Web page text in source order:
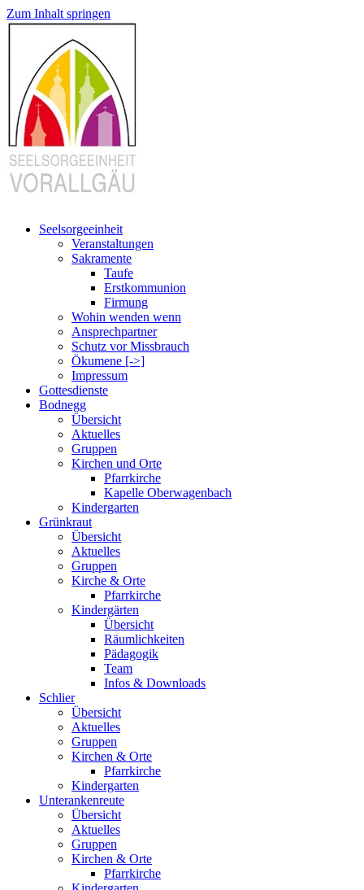
Zum Inhalt springen
Seelsorgeeinheit
Veranstaltungen
Sakramente
Taufe
Erstkommunion
Firmung
Wohin wenden wenn
Ansprechpartner
Schutz vor Missbrauch
Ökumene [->]
Impressum
Gottesdienste
Bodnegg
Übersicht
Aktuelles
Gruppen
Kirchen und Orte
Pfarrkirche
Kapelle Oberwagenbach
Kindergarten
Grünkraut
Übersicht
Aktuelles
Gruppen
Kirche & Orte
Pfarrkirche
Kindergärten
Übersicht
Räumlichkeiten
Pädagogik
Team
Infos & Downloads
Schlier
Übersicht
Aktuelles
Gruppen
Kirchen & Orte
Pfarrkirche
Kindergarten
Unterankenreute
Übersicht
Aktuelles
Gruppen
Kirchen & Orte
Pfarrkirche